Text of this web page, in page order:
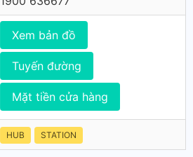
Xem bản đồ
Tuyến đường
Mặt tiền cửa hàng
HUB STATION